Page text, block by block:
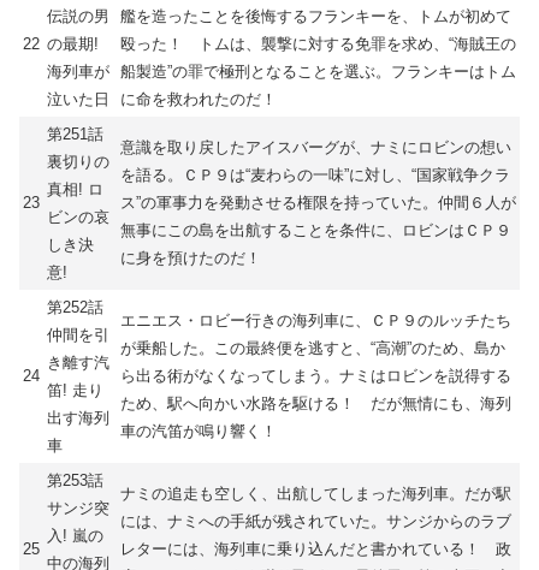
22
伝説の男
の最期!
海列車が
泣いた日
艦を造ったことを後悔するフランキーを、トムが初めて
殴った！ トムは、襲撃に対する免罪を求め、“海賊王の
船製造”の罪で極刑となることを選ぶ。フランキーはトム
に命を救われたのだ！
23
第251話
裏切りの
真相! ロ
ビンの哀
しき決
意!
意識を取り戻したアイスバーグが、ナミにロビンの想い
を語る。ＣＰ９は“麦わらの一味”に対し、“国家戦争クラ
ス”の軍事力を発動させる権限を持っていた。仲間６人が
無事にこの島を出航することを条件に、ロビンはＣＰ９
に身を預けたのだ！
24
第252話
仲間を引
き離す汽
笛! 走り
出す海列
車
エニエス・ロビー行きの海列車に、ＣＰ９のルッチたち
が乗船した。この最終便を逃すと、“高潮”のため、島か
ら出る術がなくなってしまう。ナミはロビンを説得する
ため、駅へ向かい水路を駆ける！ だが無情にも、海列
車の汽笛が鳴り響く！
25
第253話
サンジ突
入! 嵐の
中の海列
ナミの追走も空しく、出航してしまった海列車。だが駅
には、ナミへの手紙が残されていた。サンジからのラブ
レターには、海列車に乗り込んだと書かれている！ 政